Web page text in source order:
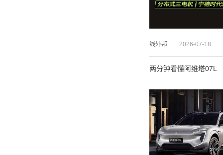
线外邦 2026-07-18
两分钟看懂阿维塔07L